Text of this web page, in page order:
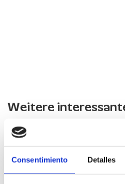
Consentimiento Detalles
Weitere
Ramsol